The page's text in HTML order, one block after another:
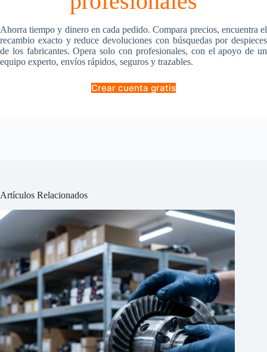
Ahorra tiempo y dinero en cada pedido. Compara precios, encuentra el
recambio exacto y reduce devoluciones con búsquedas por despieces
de los fabricantes. Opera solo con profesionales, con el apoyo de un
equipo experto, envíos rápidos, seguros y trazables.
Crear cuenta gratis
Artículos Relacionados